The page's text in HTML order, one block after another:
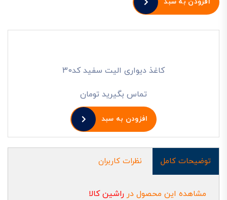
کاغذ دیواری الیت سفید کد30
تماس بگیرید تومان
افزودن به سبد
توضیحات کامل نظرات کاربران
مشاهده این محصول در راشین کالا